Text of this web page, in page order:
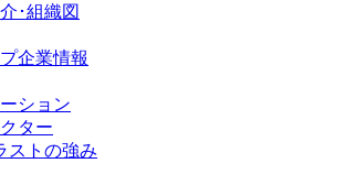
･組織図
企業情報
ション
ター
ストの強み